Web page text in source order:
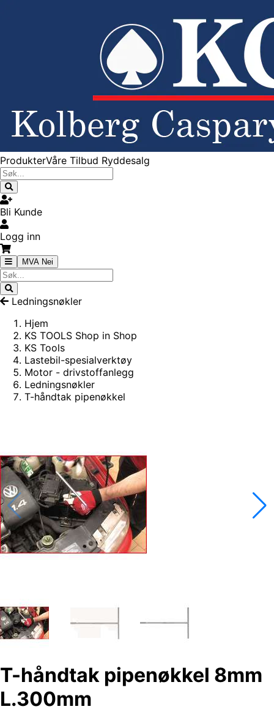
ProdukterVåre Tilbud Ryddesalg
Bli Kunde
Logg inn
MVA Nei
Ledningsnøkler
Hjem
KS TOOLS Shop in Shop
KS Tools
Lastebil-spesialverktøy
Motor - drivstoffanlegg
Ledningsnøkler
T-håndtak pipenøkkel
T-håndtak pipenøkkel 8mm
L.300mm